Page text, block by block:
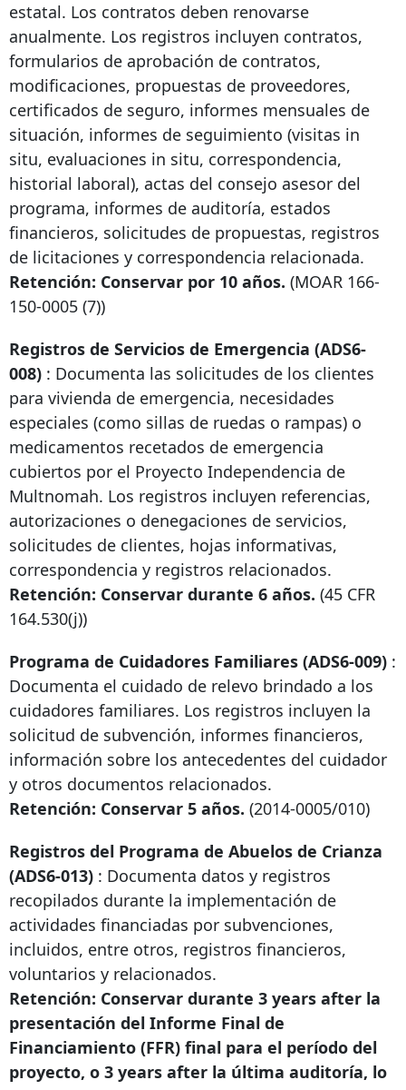
estatal. Los contratos deben renovarse
anualmente. Los registros incluyen contratos,
formularios de aprobación de contratos,
modificaciones, propuestas de proveedores,
certificados de seguro, informes mensuales de
situación, informes de seguimiento (visitas in
situ, evaluaciones in situ, correspondencia,
historial laboral), actas del consejo asesor del
programa, informes de auditoría, estados
financieros, solicitudes de propuestas, registros
de licitaciones y correspondencia relacionada.
Retención: Conservar por 10 años. (MOAR 166-
150-0005 (7))
Registros de Servicios de Emergencia (ADS6-
008) : Documenta las solicitudes de los clientes
para vivienda de emergencia, necesidades
especiales (como sillas de ruedas o rampas) o
medicamentos recetados de emergencia
cubiertos por el Proyecto Independencia de
Multnomah. Los registros incluyen referencias,
autorizaciones o denegaciones de servicios,
solicitudes de clientes, hojas informativas,
correspondencia y registros relacionados.
Retención: Conservar durante 6 años. (45 CFR
164.530(j))
Programa de Cuidadores Familiares (ADS6-009) :
Documenta el cuidado de relevo brindado a los
cuidadores familiares. Los registros incluyen la
solicitud de subvención, informes financieros,
información sobre los antecedentes del cuidador
y otros documentos relacionados.
Retención: Conservar 5 años. (2014-0005/010)
Registros del Programa de Abuelos de Crianza
(ADS6-013) : Documenta datos y registros
recopilados durante la implementación de
actividades financiadas por subvenciones,
incluidos, entre otros, registros financieros,
voluntarios y relacionados.
Retención: Conservar durante 3 years after la
presentación del Informe Final de
Financiamiento (FFR) final para el período del
proyecto, o 3 years after la última auditoría, lo